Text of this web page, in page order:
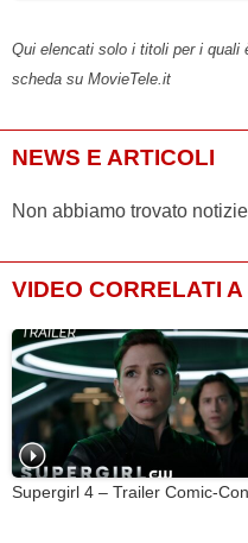
Qui elencati solo i titoli per i quali
scheda su MovieTele.it
NEWS E ARTICOLI
Non abbiamo trovato
VIDEO CORRELATI
Supergirl 4 – Trailer Comic-Con